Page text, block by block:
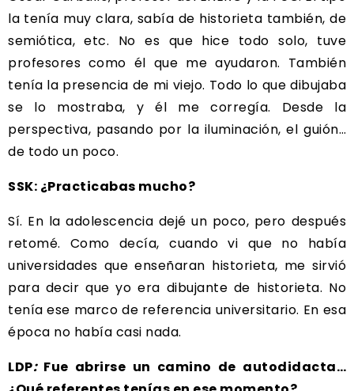
la tenía muy clara, sabía de historieta también, de
semiótica, etc. No es que hice todo solo, tuve
profesores como él que me ayudaron. También
tenía la presencia de mi viejo. Todo lo que dibujaba
se lo mostraba, y él me corregía. Desde la
perspectiva, pasando por la iluminación, el guión…
de todo un poco.
SSK: ¿Practicabas mucho?
Sí. En la adolescencia dejé un poco, pero después
retomé. Como decía, cuando vi que no había
universidades que enseñaran historieta, me sirvió
para decir que yo era dibujante de historieta. No
tenía ese marco de referencia universitario. En esa
época no había casi nada.
LDP:Fue abrirse un camino de autodidacta…